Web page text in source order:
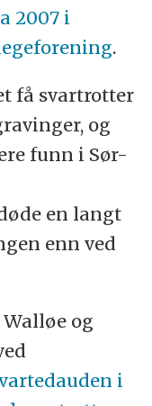
2007 i
.
få svartrotter
og
funn i Sør-
en langt
enn ved
Walløe og
i